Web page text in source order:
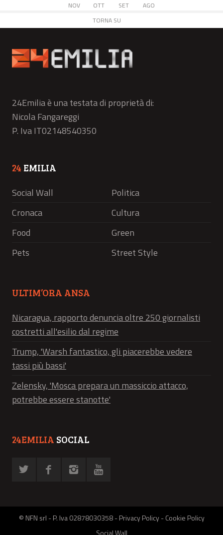
NOV OTT SET
AGO
TORNA SU
24Emilia è una testata di proprietà di:
Nicola Fangareggi
P. Iva IT02148540350
24 EMILIA
Social Wall
Politica
Cronaca
Cultura
Food
Green
Pets
Street Style
ULTIM’ORA ANSA
Nicaragua, rapporto denuncia oltre 250 giornalisti
costretti all'esilio dal regime
Trump, 'Warsh fantastico, gli piacerebbe vedere
tassi più bassi'
Zelensky, 'Mosca prepara un massiccio attacco,
potrebbe essere stanotte'
24EMILIA SOCIAL
© NFN srl - P. Iva 02878030358 -Privacy Policy-Cookie Policy
Social Wall